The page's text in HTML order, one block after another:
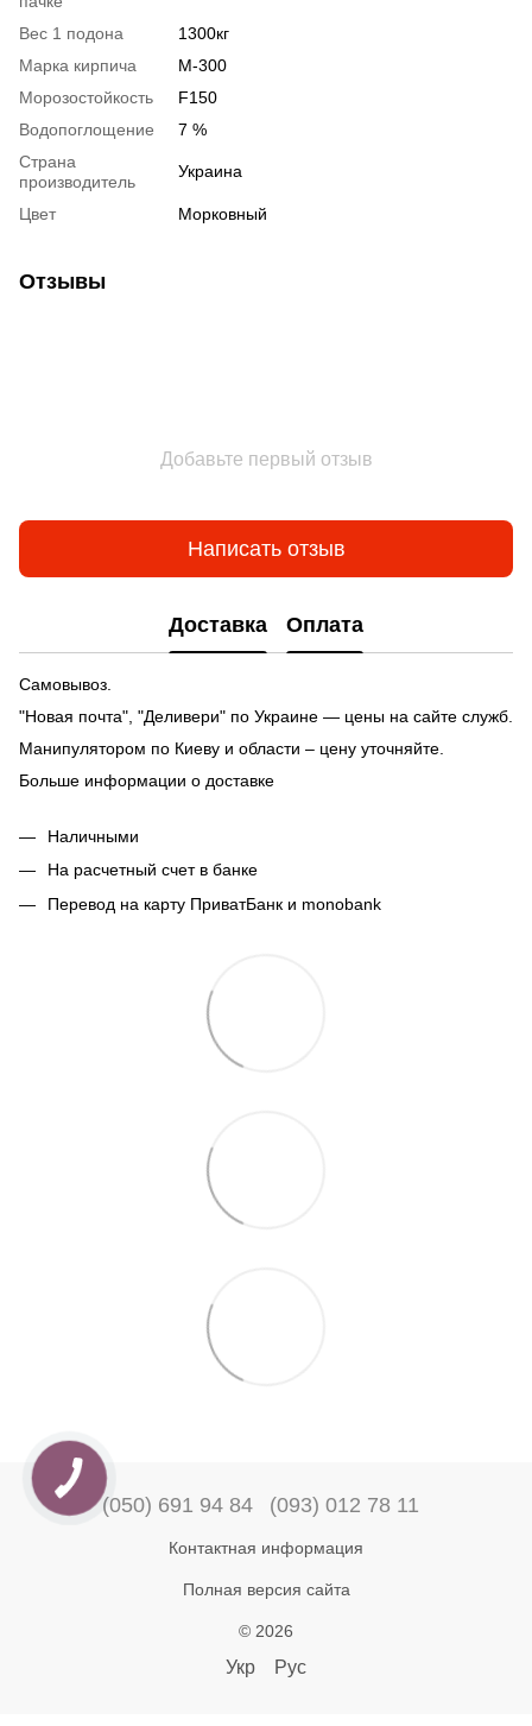
Вес 1 подона
1300кг
Марка кирпича
М-300
Морозостойкость
F150
Водопоглощение
7 %
Страна
производитель
Украина
Цвет Морковный
Отзывы
Добавьте первый отзыв
Написать отзыв
Доставка Оплата
Самовывоз.
"Новая почта", "Деливери" по Украине — цены на сайте служб.
Манипулятором по Киеву и области – цену уточняйте.
Больше информации о доставке
Наличными
На расчетный счет в банке
Перевод на карту ПриватБанк и monobank
(050) 691 94 84 (093) 012 78 11
Контактная информация
Полная версия сайта
© 2026
Укр Рус